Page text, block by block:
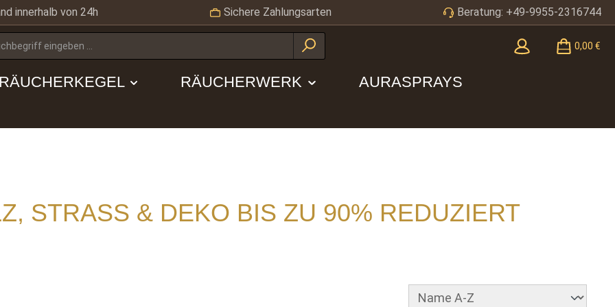
innerhalb von 24h Sichere Zahlungsarten Beratung: +49-9955-2316744
0,00 €
RÄUCHERKEGEL RÄUCHERWERK
AURASPRAYS
STRASS & DEKO BIS ZU 90% REDUZIERT